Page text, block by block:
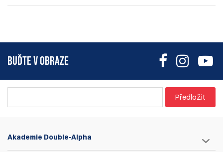
BUĎTE V OBRAZE
Předložit
Akademie Double-Alpha